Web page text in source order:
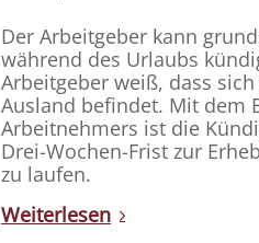
Der Arbeitgeber kann
während des Urlaubs
Arbeitgeber weiß, dass
Ausland befindet. Mit dem
Arbeitnehmers ist die
Drei-Wochen-Frist zur
zu laufen.
Weiterlesen